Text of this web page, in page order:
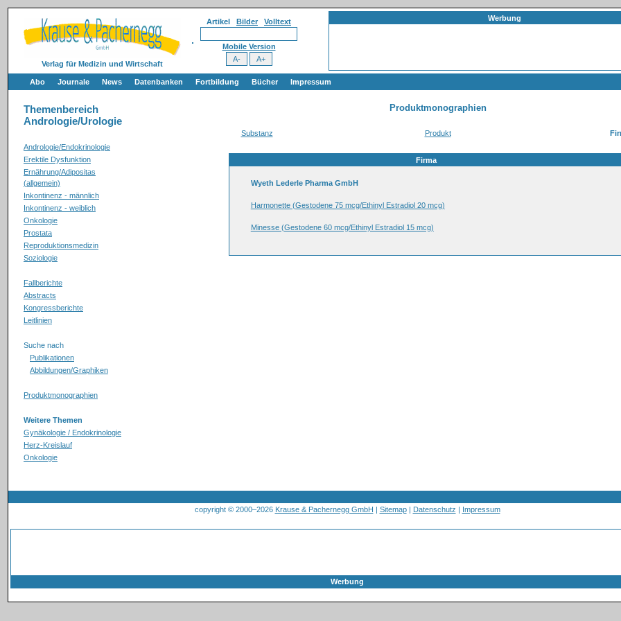
Verlag für Medizin und Wirtschaft
Artikel Bilder Volltext
Mobile Version
Werbung
Abo Journale News Datenbanken Fortbildung Bücher Impressum
Themenbereich
Andrologie/Urologie
Andrologie/Endokrinologie
Erektile Dysfunktion
Ernährung/Adipositas
(allgemein)
Inkontinenz - männlich
Inkontinenz - weiblich
Onkologie
Prostata
Reproduktionsmedizin
Soziologie
Fallberichte
Abstracts
Kongressberichte
Leitlinien
Suche nach
Publikationen
Abbildungen/Graphiken
Produktmonographien
Weitere Themen
Gynäkologie / Endokrinologie
Herz-Kreislauf
Onkologie
Produktmonographien
Substanz Produkt
Firma
Wyeth Lederle Pharma GmbH
Harmonette (Gestodene 75 mcg/Ethinyl Estradiol 20 mcg)
Minesse (Gestodene 60 mcg/Ethinyl Estradiol 15 mcg)
copyright © 2000–2026 Krause & Pachernegg GmbH | Sitemap| Datenschutz | Impressum
Werbung